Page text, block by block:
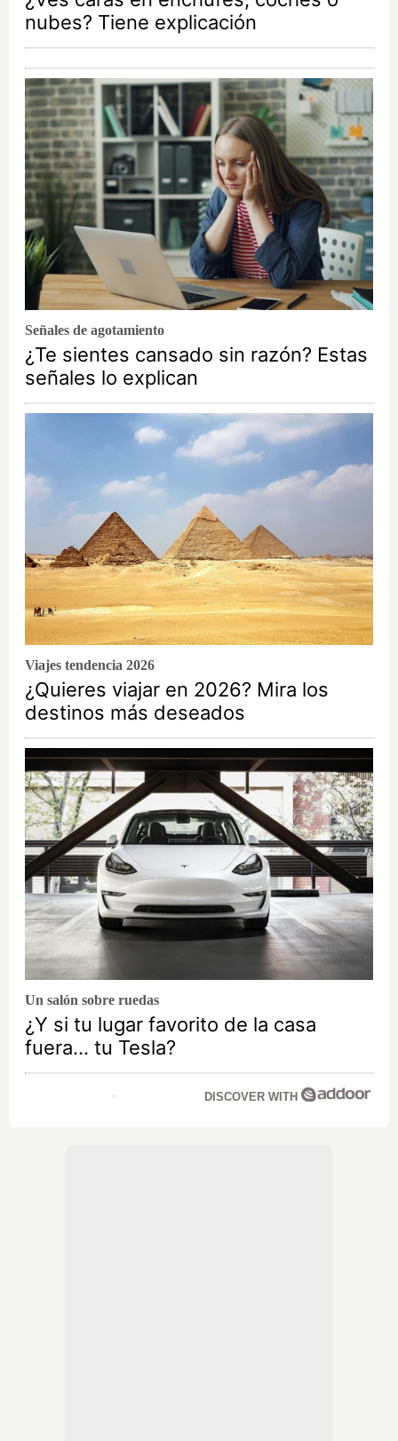
nubes? Tiene explicación
Señales de agotamiento
¿Te sientes cansado sin razón? Estas
señales lo explican
Viajes tendencia 2026
¿Quieres viajar en 2026? Mira los
destinos más deseados
Un salón sobre ruedas
¿Y si tu lugar favorito de la casa
fuera… tu Tesla?
DISCOVER WITH